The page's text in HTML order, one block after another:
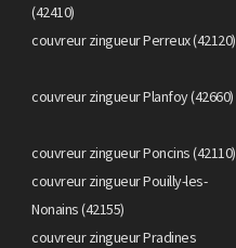
(42410)
couvreur zingueur Perreux (42120)
couvreur zingueur Planfoy (42660)
couvreur zingueur Poncins (42110)
couvreur zingueur Pouilly-les-
Nonains (42155)
couvreur zingueur Pradines